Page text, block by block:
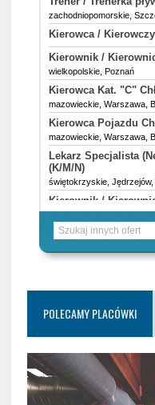
POLECAMY PLACÓWKI